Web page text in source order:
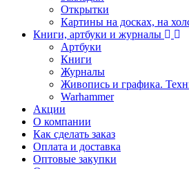
Открытки
Картины на досках, на
Книги, артбуки и журналы
Артбуки
Книги
Журналы
Живопись и графика.
Warhammer
Акции
О компании
Как сделать заказ
Оплата и доставка
Оптовые закупки